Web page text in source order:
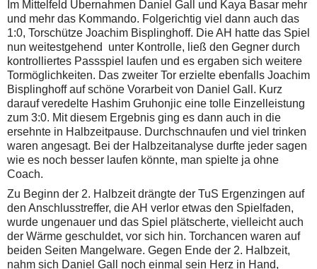
Im Mittelfeld Übernahmen Daniel Gall und Kaya Basar mehr
und mehr das Kommando. Folgerichtig viel dann auch das
1:0, Torschütze Joachim Bisplinghoff. Die AH hatte das Spiel
nun weitestgehend unter Kontrolle, ließ den Gegner durch
kontrolliertes Passspiel laufen und es ergaben sich weitere
Tormöglichkeiten. Das zweiter Tor erzielte ebenfalls Joachim
Bisplinghoff auf schöne Vorarbeit von Daniel Gall. Kurz
darauf veredelte Hashim Gruhonjic eine tolle Einzelleistung
zum 3:0. Mit diesem Ergebnis ging es dann auch in die
ersehnte in Halbzeitpause. Durchschnaufen und viel trinken
waren angesagt. Bei der Halbzeitanalyse durfte jeder sagen
wie es noch besser laufen könnte, man spielte ja ohne
Coach.
Zu Beginn der 2. Halbzeit drängte der TuS Ergenzingen auf
den Anschlusstreffer, die AH verlor etwas den Spielfaden,
wurde ungenauer und das Spiel plätscherte, vielleicht auch
der Wärme geschuldet, vor sich hin. Torchancen waren auf
beiden Seiten Mangelware. Gegen Ende der 2. Halbzeit,
nahm sich Daniel Gall noch einmal sein Herz in Hand,